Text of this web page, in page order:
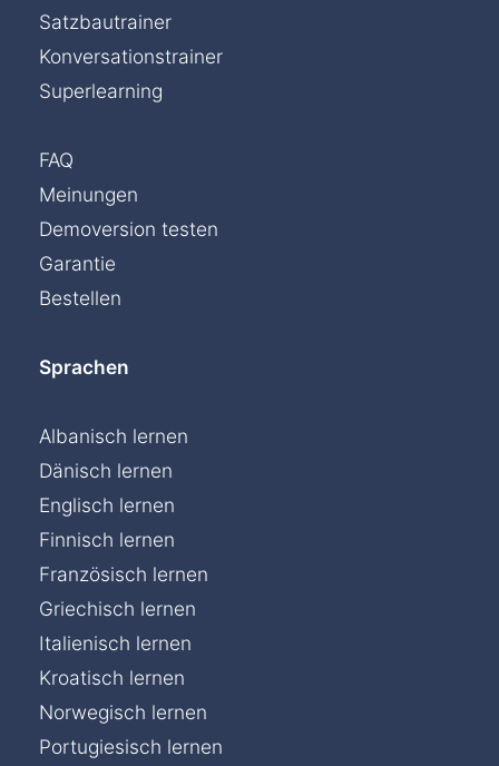
Satzbautrainer
Konversationstrainer
Superlearning
FAQ
Meinungen
Demoversion testen
Garantie
Bestellen
Sprachen
Albanisch lernen
Dänisch lernen
Englisch lernen
Finnisch lernen
Französisch lernen
Griechisch lernen
Italienisch lernen
Kroatisch lernen
Norwegisch lernen
Portugiesisch lernen